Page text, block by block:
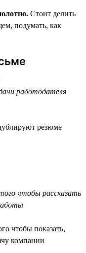
Стоит делить
подумать, как
работодателя
резюме
чтобы рассказать
чтобы показать,
компании